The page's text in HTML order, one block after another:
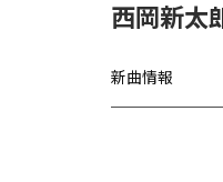
西岡新太
新曲情報